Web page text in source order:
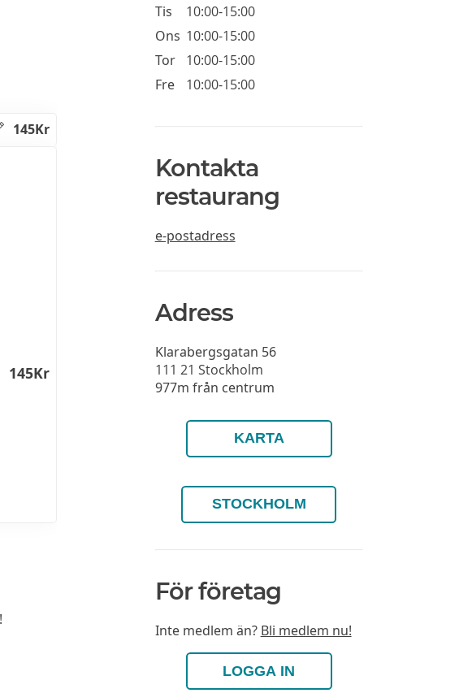
145Kr
145Kr
Tis
10:00-15:00
Ons 10:00-15:00
Tor
10:00-15:00
Fre
10:00-15:00
Kontakta
restaurang
e-postadress
Adress
Klarabergsgatan 56
111 21 Stockholm
977m från centrum
KARTA
STOCKHOLM
För företag
Inte medlem än? Bli medlem nu!
LOGGA IN